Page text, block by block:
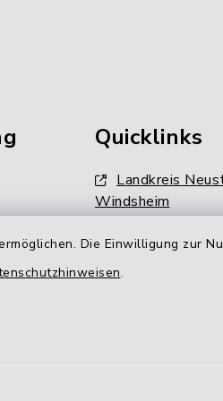
Die Einwilligung zur
.
Quicklinks
Landkreis
Windsheim
Kommunale
LAG Aischgrund